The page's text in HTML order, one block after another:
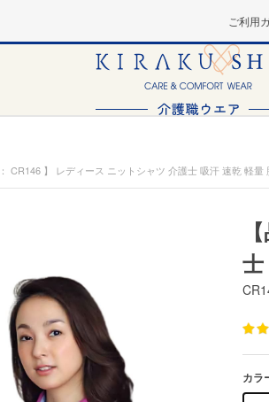
ご利用
CR146 】 レディース ニットシャツ 介護士 吸汗 速乾 軽量
カラ